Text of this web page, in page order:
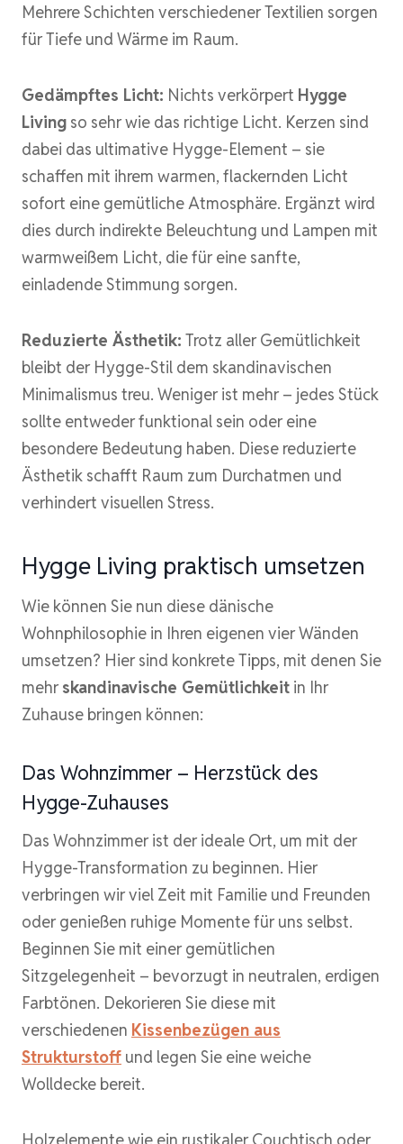
Mehrere Schichten verschiedener Textilien sorgen
für Tiefe und Wärme im Raum.
Gedämpftes Licht: Nichts verkörpert Hygge
Living so sehr wie das richtige Licht. Kerzen sind
dabei das ultimative Hygge-Element – sie
schaffen mit ihrem warmen, flackernden Licht
sofort eine gemütliche Atmosphäre. Ergänzt wird
dies durch indirekte Beleuchtung und Lampen mit
warmweißem Licht, die für eine sanfte,
einladende Stimmung sorgen.
Reduzierte Ästhetik: Trotz aller Gemütlichkeit
bleibt der Hygge-Stil dem skandinavischen
Minimalismus treu. Weniger ist mehr – jedes Stück
sollte entweder funktional sein oder eine
besondere Bedeutung haben. Diese reduzierte
Ästhetik schafft Raum zum Durchatmen und
verhindert visuellen Stress.
Hygge Living praktisch umsetzen
Wie können Sie nun diese dänische
Wohnphilosophie in Ihren eigenen vier Wänden
umsetzen? Hier sind konkrete Tipps, mit denen Sie
mehrskandinavische Gemütlichkeit in Ihr
Zuhause bringen können:
Das Wohnzimmer – Herzstück des
Hygge-Zuhauses
Das Wohnzimmer ist der ideale Ort, um mit der
Hygge-Transformation zu beginnen. Hier
verbringen wir viel Zeit mit Familie und Freunden
oder genießen ruhige Momente für uns selbst.
Beginnen Sie mit einer gemütlichen
Sitzgelegenheit – bevorzugt in neutralen, erdigen
Farbtönen. Dekorieren Sie diese mit
verschiedenen Kissenbezügen aus
Strukturstoff und legen Sie eine weiche
Wolldecke bereit.
Holzelemente wie ein rustikaler Couchtisch oder